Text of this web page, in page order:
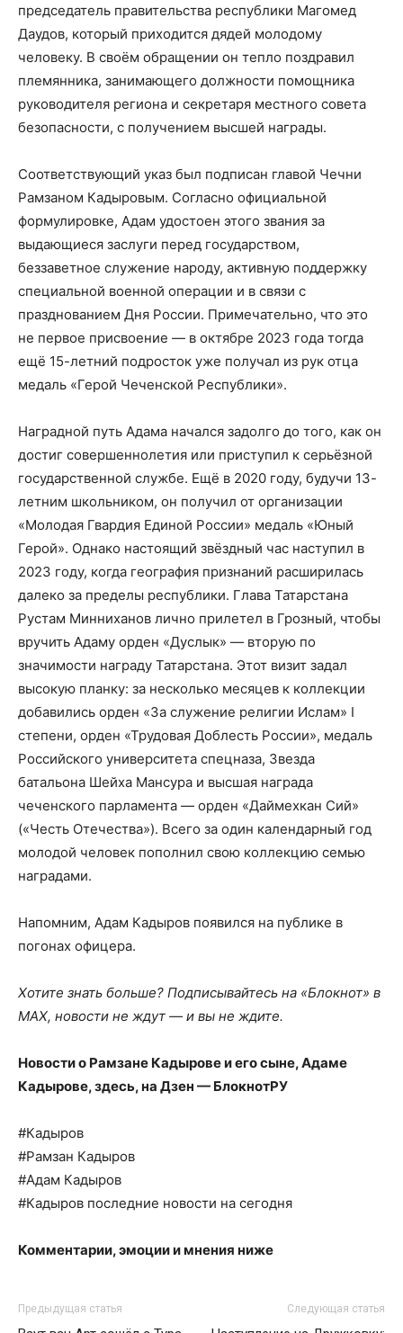
председатель правительства республики Магомед
Даудов, который приходится дядей молодому
человеку. В своём обращении он тепло поздравил
племянника, занимающего должности помощника
руководителя региона и секретаря местного совета
безопасности, с получением высшей награды.
Соответствующий указ был подписан главой Чечни
Рамзаном Кадыровым. Согласно официальной
формулировке, Адам удостоен этого звания за
выдающиеся заслуги перед государством,
беззаветное служение народу, активную поддержку
специальной военной операции и в связи с
празднованием Дня России. Примечательно, что это
не первое присвоение — в октябре 2023 года тогда
ещё 15-летний подросток уже получал из рук отца
медаль «Герой Чеченской Республики».
Наградной путь Адама начался задолго до того, как он
достиг совершеннолетия или приступил к серьёзной
государственной службе. Ещё в 2020 году, будучи 13-
летним школьником, он получил от организации
«Молодая Гвардия Единой России» медаль «Юный
Герой». Однако настоящий звёздный час наступил в
2023 году, когда география признаний расширилась
далеко за пределы республики. Глава Татарстана
Рустам Минниханов лично прилетел в Грозный, чтобы
вручить Адаму орден «Дуслык» — вторую по
значимости награду Татарстана. Этот визит задал
высокую планку: за несколько месяцев к коллекции
добавились орден «За служение религии Ислам» I
степени, орден «Трудовая Доблесть России», медаль
Российского университета спецназа, Звезда
батальона Шейха Мансура и высшая награда
чеченского парламента — орден «Даймехкан Сий»
(«Честь Отечества»). Всего за один календарный год
молодой человек пополнил свою коллекцию семью
наградами.
Напомним, Адам Кадыров появился на публике в
погонах офицера.
Хотите знать больше? Подписывайтесь на «Блокнот» в
MAX, новости не ждут — и вы не ждите.
Новости о Рамзане Кадырове и его сыне, Адаме
Кадырове, здесь, на Дзен — БлокнотРУ
#Кадыров
#Рамзан Кадыров
#Адам Кадыров
#Кадыров последние новости на сегодня
Комментарии, эмоции и мнения ниже
Предыдущая статья Следующая статья